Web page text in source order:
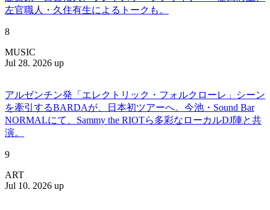
左官職人・久住有生によるトークも。
8
MUSIC
Jul 28. 2026 up
アルゼンチン発「エレクトリック・フォルクローレ」シーン
を牽引するBARDAが、日本初ツアーへ。今池・Sound Bar
NORMALにて、Sammy the RIOTら多彩なローカルDJ陣と共
演。
9
ART
Jul 10. 2026 up